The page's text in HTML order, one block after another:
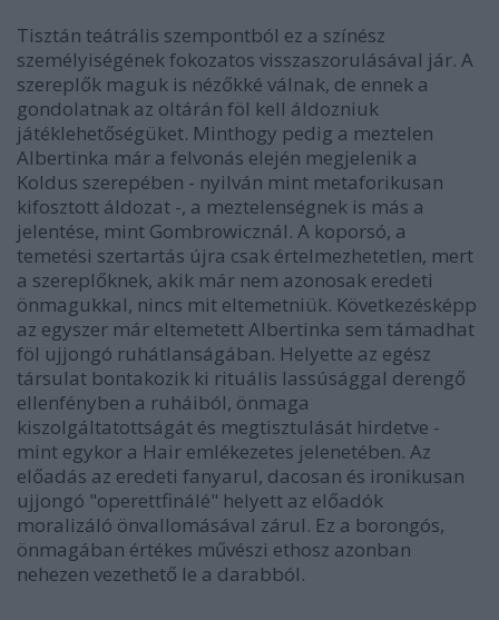
Tisztán teátrális szempontból ez a színész
személyiségének fokozatos visszaszorulásával jár. A
szereplők maguk is nézőkké válnak, de ennek a
gondolatnak az oltárán föl kell áldozniuk
játéklehetőségüket. Minthogy pedig a meztelen
Albertinka már a felvonás elején megjelenik a
Koldus szerepében - nyilván mint metaforikusan
kifosztott áldozat -, a meztelenségnek is más a
jelentése, mint Gombrowicznál. A koporsó, a
temetési szertartás újra csak értelmezhetetlen, mert
a szereplőknek, akik már nem azonosak eredeti
önmagukkal, nincs mit eltemetniük. Következésképp
az egyszer már eltemetett Albertinka sem támadhat
föl ujjongó ruhátlanságában. Helyette az egész
társulat bontakozik ki rituális lassúsággal derengő
ellenfényben a ruháiból, önmaga
kiszolgáltatottságát és megtisztulását hirdetve -
mint egykor a Hair emlékezetes jelenetében. Az
előadás az eredeti fanyarul, dacosan és ironikusan
ujjongó "operettfinálé" helyett az előadók
moralizáló önvallomásával zárul. Ez a borongós,
önmagában értékes művészi ethosz azonban
nehezen vezethető le a darabból.